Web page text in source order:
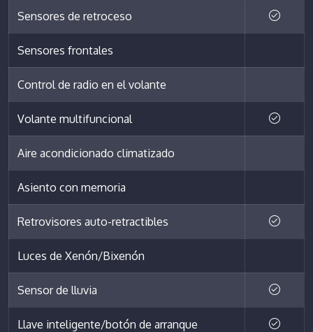
Sensores de retroceso
Sensores frontales
Control de radio en el volante
Volante multifuncional
Aire acondicionado climatizado
Asiento con memoria
Retrovisores auto-retractibles
Luces de Xenón/Bixenón
Sensor de lluvia
Llave inteligente/botón de arranque